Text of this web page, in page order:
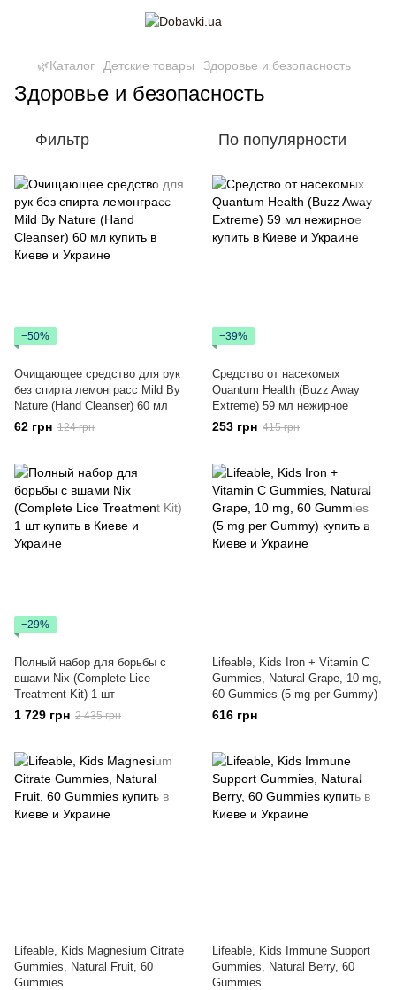
🌿Каталог Детские товары Здоровье и безопасность
Здоровье и безопасность
Фильтр По популярности
−50%
Очищающее средство для рук
без спирта лемонграсс Mild By
Nature (Hand Cleanser) 60 мл
62 грн 124 грн
−39%
Средство от насекомых
Quantum Health (Buzz Away
Extreme) 59 мл нежирное
253 грн 415 грн
−29%
Полный набор для борьбы с
вшами Nix (Complete Lice
Treatment Kit) 1 шт
1 729 грн 2 435 грн
Lifeable, Kids Iron + Vitamin C
Gummies, Natural Grape, 10 mg,
60 Gummies (5 mg per Gummy)
616 грн
Lifeable, Kids Magnesium Citrate
Gummies, Natural Fruit, 60
Gummies
Lifeable, Kids Immune Support
Gummies, Natural Berry, 60
Gummies